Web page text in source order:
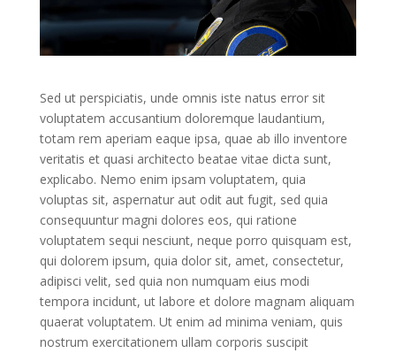
Sed ut perspiciatis, unde omnis iste natus error sit
voluptatem accusantium doloremque laudantium,
totam rem aperiam eaque ipsa, quae ab illo inventore
veritatis et quasi architecto beatae vitae dicta sunt,
explicabo. Nemo enim ipsam voluptatem, quia
voluptas sit, aspernatur aut odit aut fugit, sed quia
consequuntur magni dolores eos, qui ratione
voluptatem sequi nesciunt, neque porro quisquam est,
qui dolorem ipsum, quia dolor sit, amet, consectetur,
adipisci velit, sed quia non numquam eius modi
tempora incidunt, ut labore et dolore magnam aliquam
quaerat voluptatem. Ut enim ad minima veniam, quis
nostrum exercitationem ullam corporis suscipit